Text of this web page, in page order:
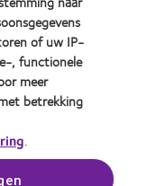
REBRAND
100®
Global
Award
(2012)
consumenten
of uw IP-
, functionele
meer
betrekking
.